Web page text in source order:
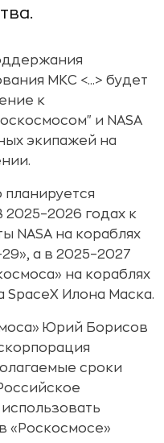
МКС <...> будет
к
и NASA
экипажей на
планируется
2025–2026 годах к
NASA на кораблях
а в 2025–2027
на кораблях
SpaceX Илона Маска.
Юрий Борисов
сроки
использовать
«Роскосмосе»